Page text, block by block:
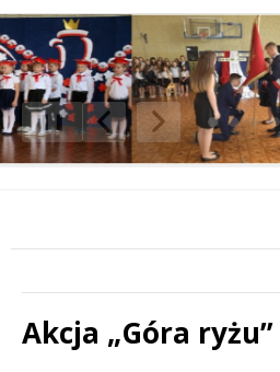
Poprzedni Element
Następny Element
❚❚
Akcja „Góra ryżu”